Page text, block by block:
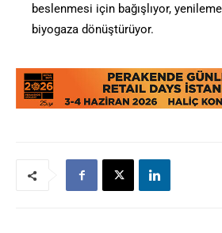
beslenmesi için bağışlıyor,
biyogaza dönüştürüyor.